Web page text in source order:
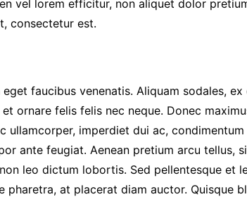
vel lorem efficitur, non aliquet dolor
consectetur est.
faucibus venenatis. Aliquam sodales,
ornare felis felis nec neque. Donec
ullamcorper, imperdiet dui ac,
ante feugiat. Aenean pretium arcu tellus,
leo dictum lobortis. Sed pellentesque et
pharetra, at placerat diam auctor. Quisque